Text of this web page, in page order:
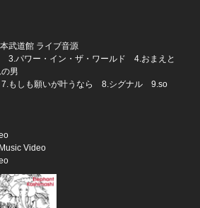
武道館 ライブ音源
パワー・イン・ザ・ワールド 4.おまえと
男
もしも願いが叶うなら 8.シグナル 9.so
Video